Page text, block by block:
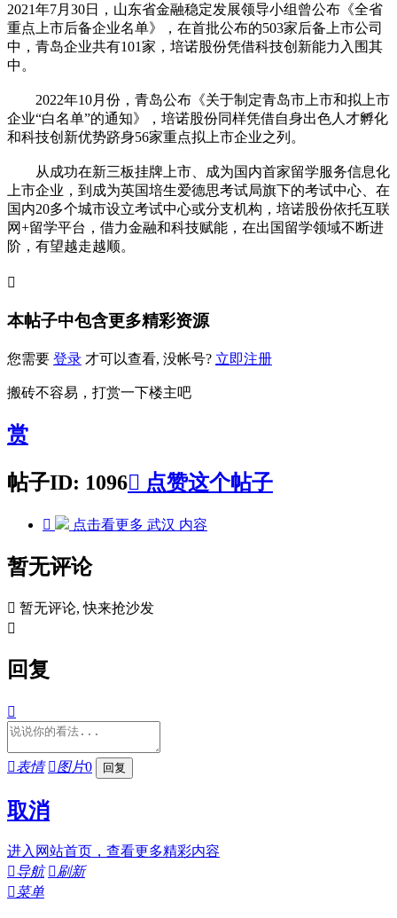
2021年7月30日，山东省金融稳定发展领导小组曾公布《全省
重点上市后备企业名单》，在首批公布的503家后备上市公司
中，青岛企业共有101家，培诺股份凭借科技创新能力入围其
中。
2022年10月份，青岛公布《关于制定青岛市上市和拟上市
企业“白名单”的通知》，培诺股份同样凭借自身出色人才孵化
和科技创新优势跻身56家重点拟上市企业之列。
从成功在新三板挂牌上市、成为国内首家留学服务信息化
上市企业，到成为英国培生爱德思考试局旗下的考试中心、在
国内20多个城市设立考试中心或分支机构，培诺股份依托互联
网+留学平台，借力金融和科技赋能，在出国留学领域不断进
阶，有望越走越顺。

本帖子中包含更多精彩资源
您需要 登录 才可以查看, 没帐号? 立即注册
搬砖不容易，打赏一下楼主吧
赏
帖子ID: 1096 点赞这个帖子
 点击看更多 武汉 内容
暂无评论
 暂无评论, 快来抢沙发

回复

表情 图片0
取消
进入网站首页，查看更多精彩内容
导航 刷新
菜单